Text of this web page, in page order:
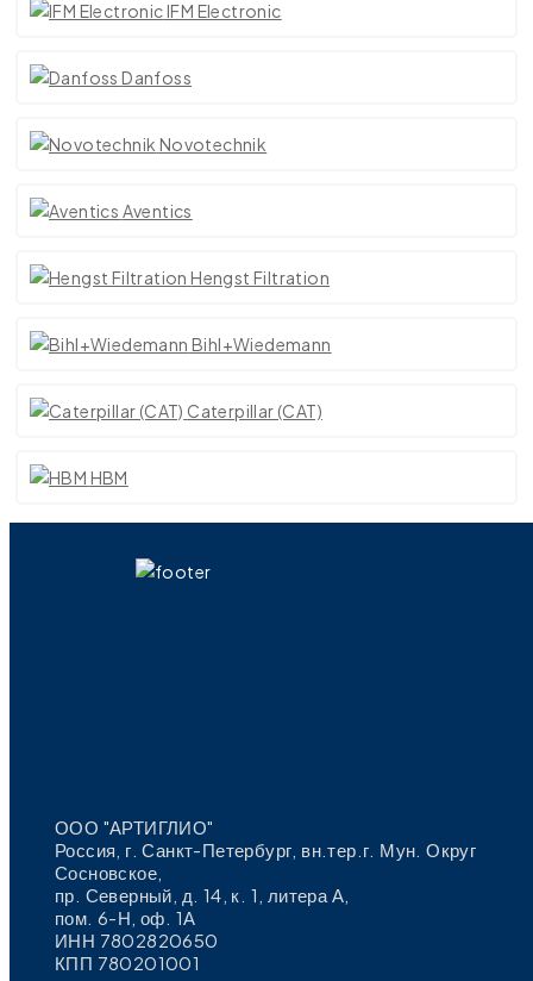
IFM Electronic
Danfoss
Novotechnik
Aventics
Hengst Filtration
Bihl+Wiedemann
Caterpillar (CAT)
HBM
ООО "АРТИГЛИО"
Россия, г. Санкт-Петербург, вн.тер.г. Мун. Округ
Сосновское,
пр. Северный, д. 14, к. 1, литера А,
пом. 6-Н, оф. 1А
ИНН 7802820650
КПП 780201001